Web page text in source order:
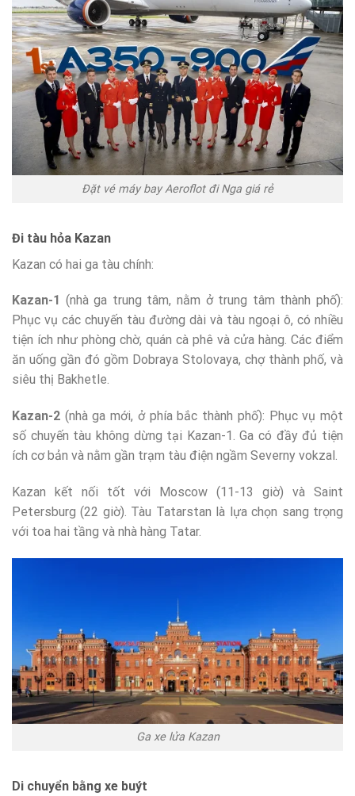
Đặt vé máy bay Aeroflot đi Nga giá rẻ
Đi tàu hỏa Kazan
Kazan có hai ga tàu chính:
Kazan-1 (nhà ga trung tâm, nằm ở trung tâm thành phố):
Phục vụ các chuyến tàu đường dài và tàu ngoại ô, có nhiều
tiện ích như phòng chờ, quán cà phê và cửa hàng. Các điểm
ăn uống gần đó gồm Dobraya Stolovaya, chợ thành phố, và
siêu thị Bakhetle.
Kazan-2 (nhà ga mới, ở phía bắc thành phố): Phục vụ một
số chuyến tàu không dừng tại Kazan-1. Ga có đầy đủ tiện
ích cơ bản và nằm gần trạm tàu điện ngầm Severny vokzal.
Kazan kết nối tốt với Moscow (11-13 giờ) và Saint
Petersburg (22 giờ). Tàu Tatarstan là lựa chọn sang trọng
với toa hai tầng và nhà hàng Tatar.
Ga xe lửa Kazan
Di chuyển bằng xe buýt